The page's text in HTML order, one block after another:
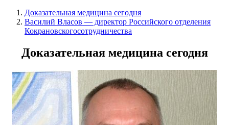
Доказательная медицина сегодня
Василий Власов — директор Российского отделения
Кокрановскогосотрудничества
Доказательная медицина сегодня